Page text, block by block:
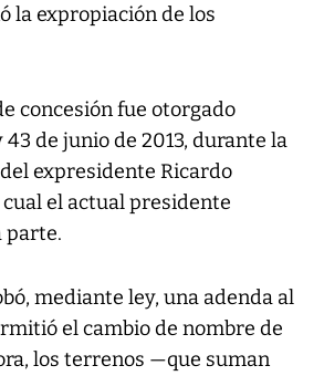
la expropiación de los
concesión fue otorgado
de junio de 2013, durante la
expresidente Ricardo
el actual presidente
parte.
mediante ley, una adenda al
el cambio de nombre de
los terrenos —que suman